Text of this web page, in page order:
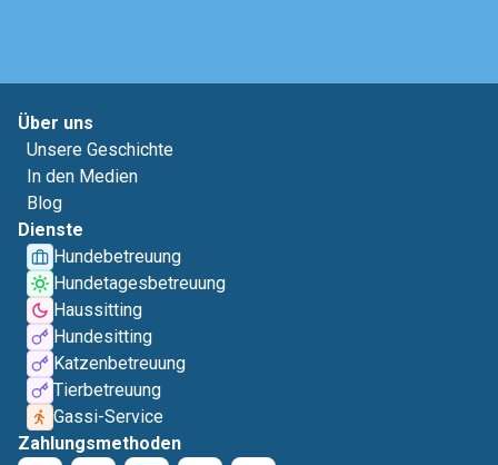
Über uns
Unsere Geschichte
In den Medien
Blog
Dienste
Hundebetreuung
Hundetagesbetreuung
Haussitting
Hundesitting
Katzenbetreuung
Tierbetreuung
Gassi-Service
Zahlungsmethoden